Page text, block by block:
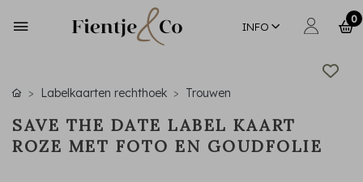
INFO
0
Labelkaarten rechthoek Trouwen
SAVE THE DATE LABEL KAART
ROZE MET FOTO EN GOUDFOLIE